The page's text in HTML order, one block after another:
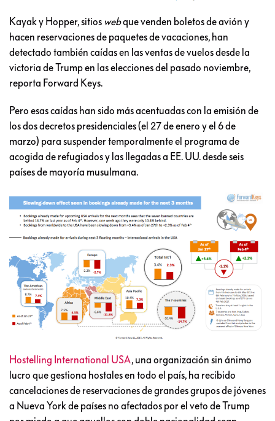
Kayak y Hopper, sitios webque venden boletos de avión y
hacen reservaciones de paquetes de vacaciones, han
detectado también caídas en las ventas de vuelos desde la
victoria de Trump en las elecciones del pasado noviembre,
reporta Forward Keys.
Pero esas caídas han sido más acentuadas con la emisión de
los dos decretos presidenciales (el 27 de enero y el 6 de
marzo) para suspender temporalmente el programa de
acogida de refugiados y las llegadas a EE. UU. desde seis
países de mayoría musulmana.
Hostelling International USA, una organización sin ánimo
lucro que gestiona hostales en todo el país, ha recibido
cancelaciones de reservaciones de grandes grupos de jóvenes
a Nueva York de países no afectados por el veto de Trump